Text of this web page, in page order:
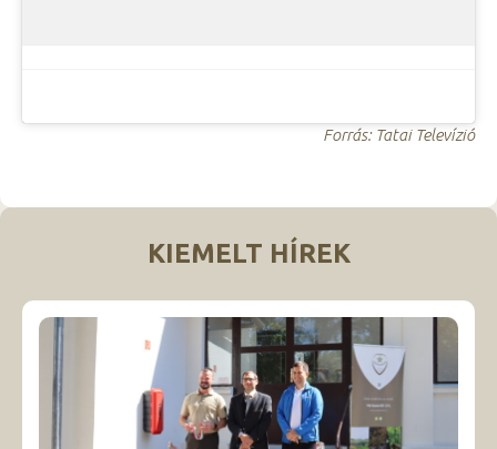
Forrás: Tatai Televízió
KIEMELT HÍREK